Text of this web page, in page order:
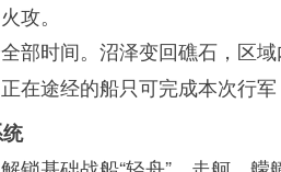
攻。
部时间。沼泽变回礁石，区
在途经的船只可完成本次行